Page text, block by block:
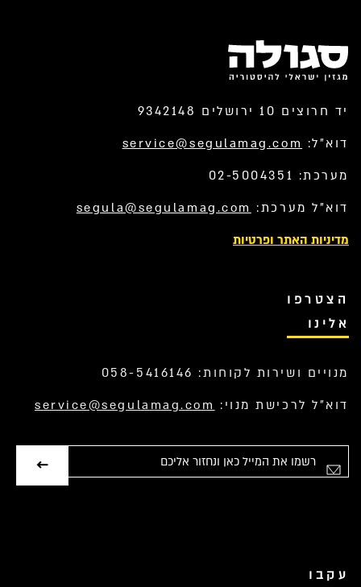
יד חרוצים 10 ירושלים 9342148
דוא”ל: service@segulamag.com
מערכת: 02-5004351
דוא”ל מערכת: segula@segulamag.com
מדיניות האתר ופרטיות
הצטרפו
אלינו
מנויים ושירות לקוחות: 058-5416146
דוא”ל לרכישת מנוי: service@segulamag.com
אימייל
עקבו